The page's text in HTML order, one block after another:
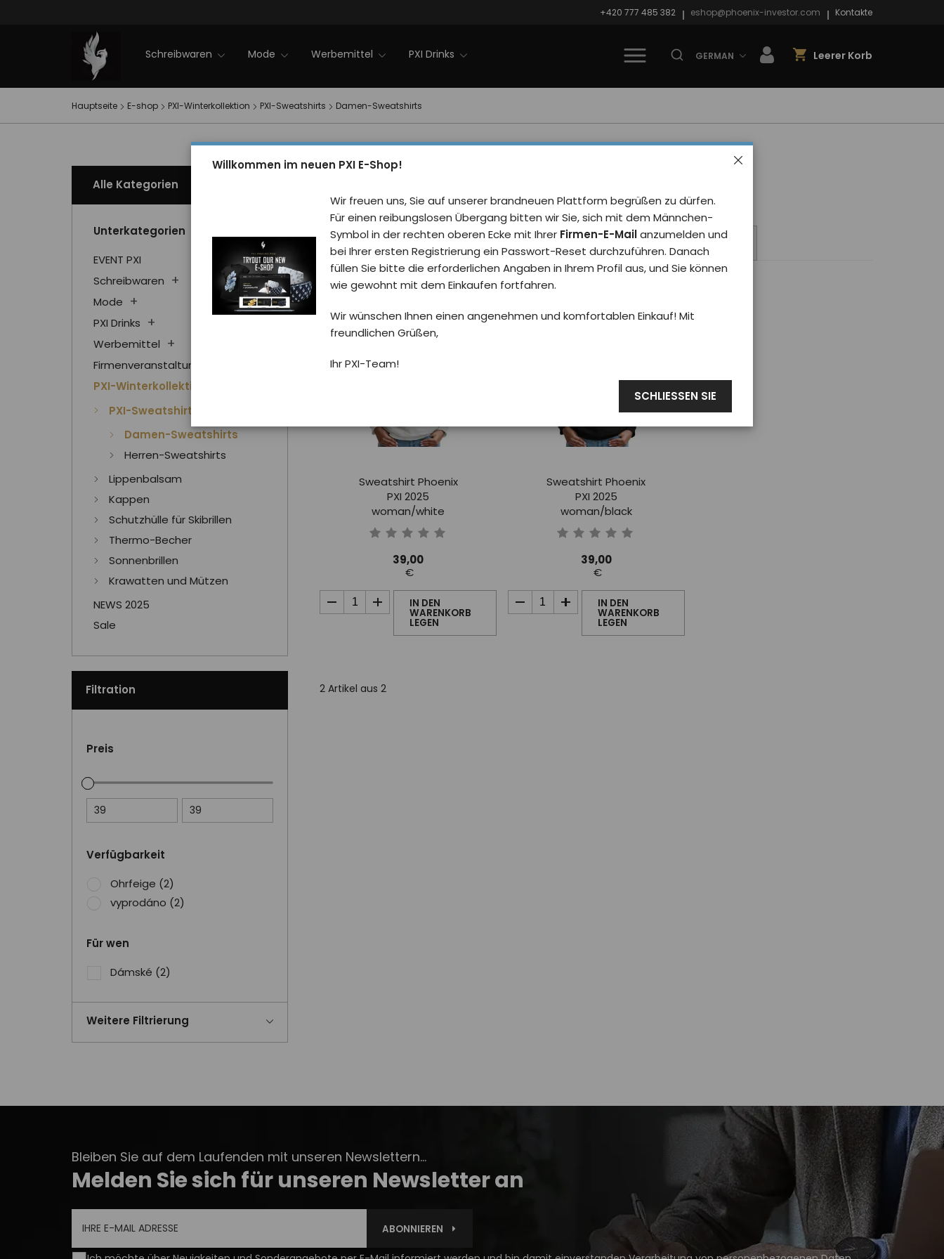
Willkommen im neuen PXI E-Shop!
Wir freuen uns, Sie auf unserer brandneuen Plattform begrüßen zu dürfen.
Für einen reibungslosen Übergang bitten wir Sie, sich mit dem Männchen-
Symbol in der rechten oberen Ecke mit Ihrer Firmen-E-Mail anzumelden und
bei Ihrer ersten Registrierung ein Passwort-Reset durchzuführen. Danach
füllen Sie bitte die erforderlichen Angaben in Ihrem Profil aus, und Sie können
wie gewohnt mit dem Einkaufen fortfahren.
Wir wünschen Ihnen einen angenehmen und komfortablen Einkauf! Mit
freundlichen Grüßen,
Ihr PXI-Team!
SCHLIESSEN SIE
+420 777 485 382 eshop@phoenix-investor.com Kontakte
GERMAN Leerer Korb
Schreibwaren Mode Werbemittel PXI Drinks
Firmenveranstaltungen
NEWS 2025
Sale
PXI-Winterkollektion
EVENT PXI
Kontakt
Hauptseite E-shop PXI-Winterkollektion PXI-Sweatshirts Damen-Sweatshirts
Damen-Sweatshirts
Sweatshirt Phoenix
PXI 2025
woman/white
39,00
€
IN DEN
WARENKORB
LEGEN
Sweatshirt Phoenix
PXI 2025
woman/black
39,00
€
IN DEN
WARENKORB
LEGEN
2 Artikel aus 2
Alle Kategorien
Unterkategorien
EVENT PXI
Schreibwaren
Mode
PXI Drinks
Werbemittel
Firmenveranstaltungen
PXI-Winterkollektion
PXI-Sweatshirts
Damen-Sweatshirts
Herren-Sweatshirts
Lippenbalsam
Kappen
Schutzhülle für Skibrillen
Thermo-Becher
Sonnenbrillen
Krawatten und Mützen
NEWS 2025
Sale
Filtration
Preis
39 39
Verfügbarkeit
Ohrfeige (2)
vyprodáno (2)
Für wen
Dámské (2)
Weitere Filtrierung
Bleiben Sie auf dem Laufenden mit unseren Newslettern...
Melden Sie sich für unseren Newsletter an
ABONNIEREN